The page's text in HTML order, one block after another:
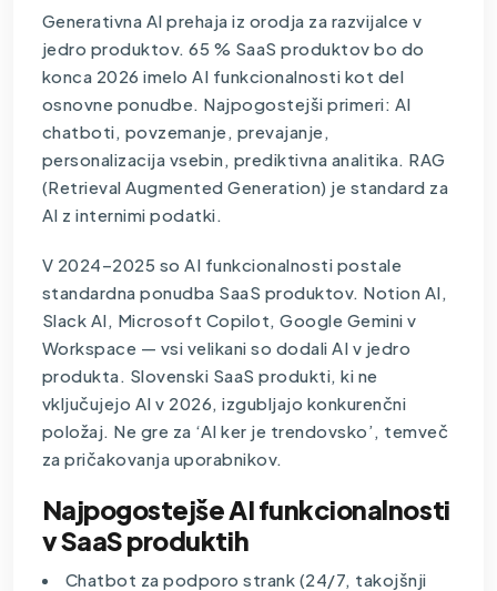
Generativna AI prehaja iz orodja za razvijalce v
jedro produktov. 65 % SaaS produktov bo do
konca 2026 imelo AI funkcionalnosti kot del
osnovne ponudbe. Najpogostejši primeri: AI
chatboti, povzemanje, prevajanje,
personalizacija vsebin, prediktivna analitika. RAG
(Retrieval Augmented Generation) je standard za
AI z internimi podatki.
V 2024–2025 so AI funkcionalnosti postale
standardna ponudba SaaS produktov. Notion AI,
Slack AI, Microsoft Copilot, Google Gemini v
Workspace — vsi velikani so dodali AI v jedro
produkta. Slovenski SaaS produkti, ki ne
vključujejo AI v 2026, izgubljajo konkurenčni
položaj. Ne gre za ‘AI ker je trendovsko’, temveč
za pričakovanja uporabnikov.
Najpogostejše AI funkcionalnosti
v SaaS produktih
Chatbot za podporo strank (24/7, takojšnji